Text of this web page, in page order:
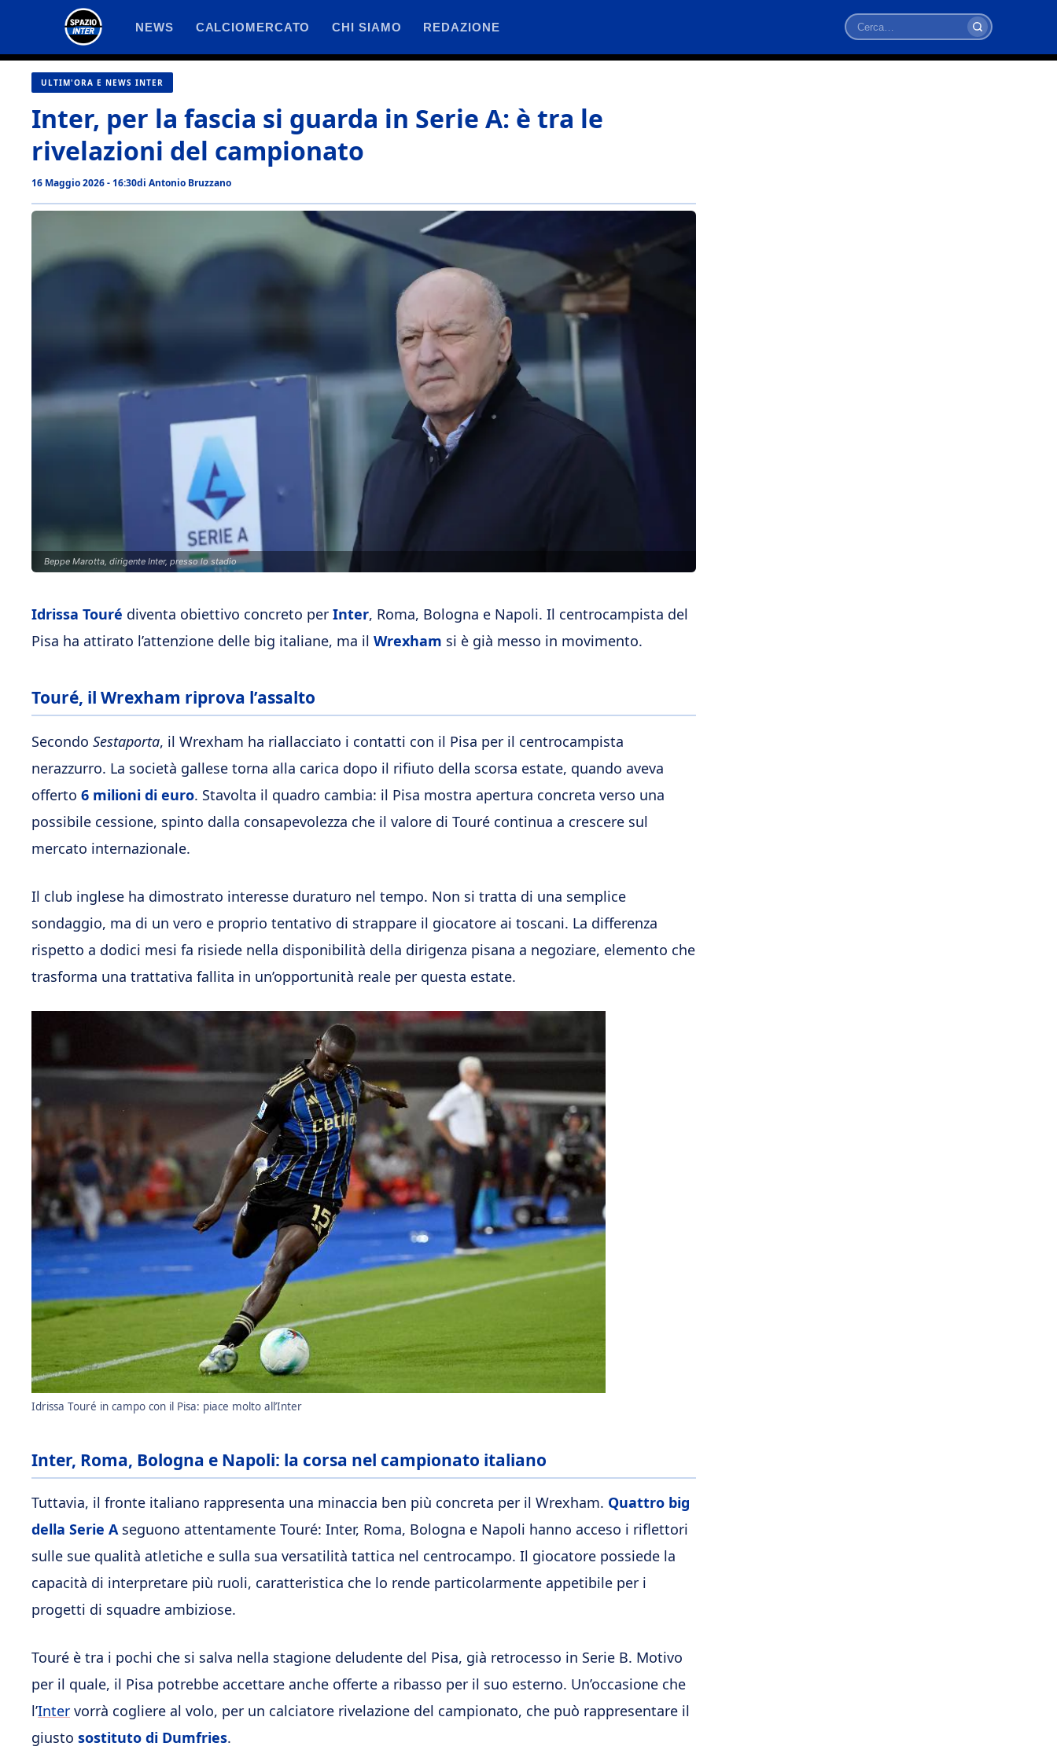
contenuto
NEWS CALCIOMERCATO CHI SIAMO REDAZIONE
Cerca
ULTIM'ORA E NEWS INTER
Inter, per la fascia si guarda in Serie A: è tra le
rivelazioni del campionato
16 Maggio 2026 - 16:30di Antonio Bruzzano
Beppe Marotta, dirigente Inter, presso lo stadio
Idrissa Touré diventa obiettivo concreto per Inter, Roma, Bologna e Napoli. Il centrocampista del
Pisa ha attirato l’attenzione delle big italiane, ma il Wrexham si è già messo in movimento.
Touré, il Wrexham riprova l’assalto
Secondo Sestaporta, il Wrexham ha riallacciato i contatti con il Pisa per il centrocampista
nerazzurro. La società gallese torna alla carica dopo il rifiuto della scorsa estate, quando aveva
offerto 6 milioni di euro. Stavolta il quadro cambia: il Pisa mostra apertura concreta verso una
possibile cessione, spinto dalla consapevolezza che il valore di Touré continua a crescere sul
mercato internazionale.
Il club inglese ha dimostrato interesse duraturo nel tempo. Non si tratta di una semplice
sondaggio, ma di un vero e proprio tentativo di strappare il giocatore ai toscani. La differenza
rispetto a dodici mesi fa risiede nella disponibilità della dirigenza pisana a negoziare, elemento che
trasforma una trattativa fallita in un’opportunità reale per questa estate.
Idrissa Touré in campo con il Pisa: piace molto all’Inter
Inter, Roma, Bologna e Napoli: la corsa nel campionato italiano
Tuttavia, il fronte italiano rappresenta una minaccia ben più concreta per il Wrexham. Quattro big
della Serie Aseguono attentamente Touré: Inter, Roma, Bologna e Napoli hanno acceso i riflettori
sulle sue qualità atletiche e sulla sua versatilità tattica nel centrocampo. Il giocatore possiede la
capacità di interpretare più ruoli, caratteristica che lo rende particolarmente appetibile per i
progetti di squadre ambiziose.
Touré è tra i pochi che si salva nella stagione deludente del Pisa, già retrocesso in Serie B. Motivo
per il quale, il Pisa potrebbe accettare anche offerte a ribasso per il suo esterno. Un’occasione che
l’Inter vorrà cogliere al volo, per un calciatore rivelazione del campionato, che può rappresentare il
giusto sostituto di Dumfries.